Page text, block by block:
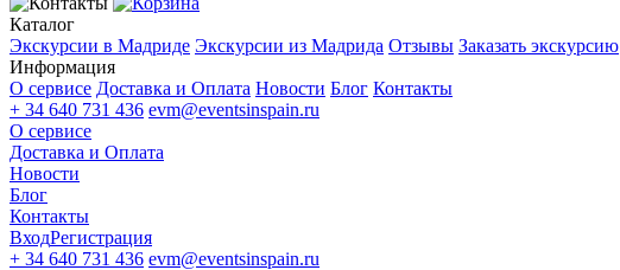
Каталог
Экскурсии в Мадриде Экскурсии из Мадрида Отзывы Заказать экскурсию
Информация
О сервисе Доставка и Оплата Новости Блог Контакты
+ 34 640 731 436 evm@eventsinspain.ru
О сервисе
Доставка и Оплата
Новости
Блог
Контакты
ВходРегистрация
+ 34 640 731 436 evm@eventsinspain.ru